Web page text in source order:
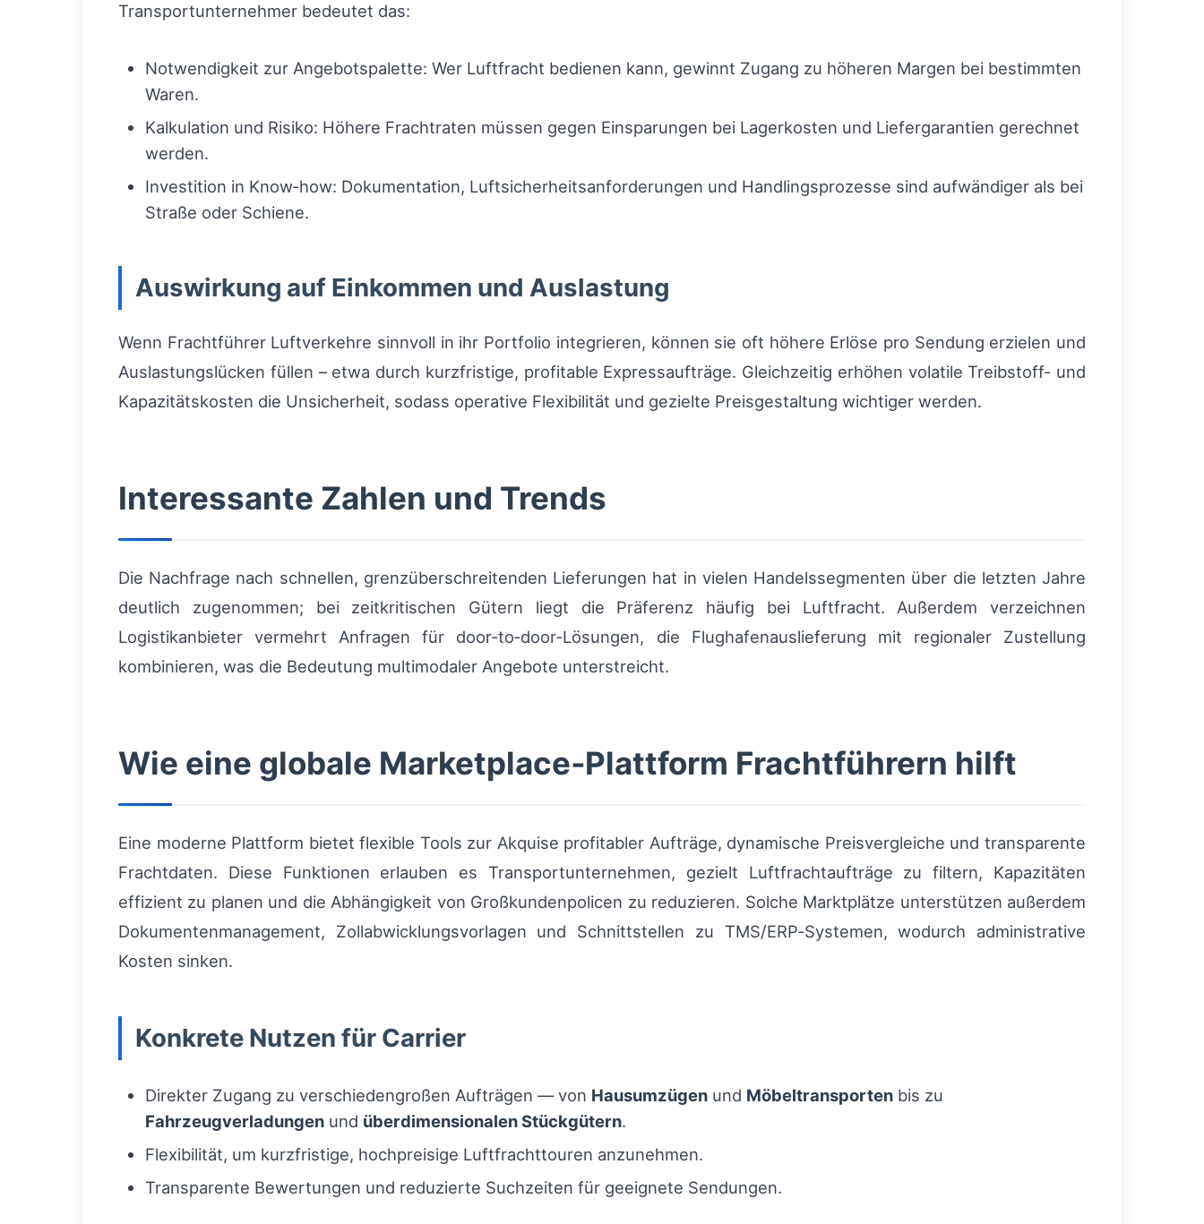
Transportunternehmer bedeutet das:
Notwendigkeit zur Angebotspalette: Wer Luftfracht bedienen kann, gewinnt Zugang zu höheren Margen bei bestimmten
Waren.
Kalkulation und Risiko: Höhere Frachtraten müssen gegen Einsparungen bei Lagerkosten und Liefergarantien gerechnet
werden.
Investition in Know‑how: Dokumentation, Luftsicherheitsanforderungen und Handlingsprozesse sind aufwändiger als bei
Straße oder Schiene.
Auswirkung auf Einkommen und Auslastung
Wenn Frachtführer Luftverkehre sinnvoll in ihr Portfolio integrieren, können sie oft höhere Erlöse pro Sendung erzielen und
Auslastungslücken füllen – etwa durch kurzfristige, profitable Expressaufträge. Gleichzeitig erhöhen volatile Treibstoff- und
Kapazitätskosten die Unsicherheit, sodass operative Flexibilität und gezielte Preisgestaltung wichtiger werden.
Interessante Zahlen und Trends
Die Nachfrage nach schnellen, grenzüberschreitenden Lieferungen hat in vielen Handelssegmenten über die letzten Jahre
deutlich zugenommen; bei zeitkritischen Gütern liegt die Präferenz häufig bei Luftfracht. Außerdem verzeichnen
Logistikanbieter vermehrt Anfragen für door‑to‑door‑Lösungen, die Flughafenauslieferung mit regionaler Zustellung
kombinieren, was die Bedeutung multimodaler Angebote unterstreicht.
Wie eine globale Marketplace‑Plattform Frachtführern hilft
Eine moderne Plattform bietet flexible Tools zur Akquise profitabler Aufträge, dynamische Preisvergleiche und transparente
Frachtdaten. Diese Funktionen erlauben es Transportunternehmen, gezielt Luftfrachtaufträge zu filtern, Kapazitäten
effizient zu planen und die Abhängigkeit von Großkundenpolicen zu reduzieren. Solche Marktplätze unterstützen außerdem
Dokumentenmanagement, Zollabwicklungsvorlagen und Schnittstellen zu TMS/ERP‑Systemen, wodurch administrative
Kosten sinken.
Konkrete Nutzen für Carrier
Direkter Zugang zu verschiedengroßen Aufträgen — von Hausumzügen und Möbeltransporten bis zu
Fahrzeugverladungen und überdimensionalen Stückgütern.
Flexibilität, um kurzfristige, hochpreisige Luftfrachttouren anzunehmen.
Transparente Bewertungen und reduzierte Suchzeiten für geeignete Sendungen.